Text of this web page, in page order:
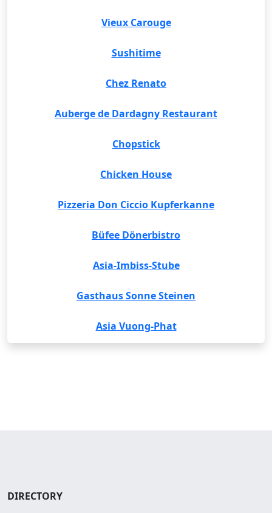
Vieux Carouge
Sushitime
Chez Renato
Auberge de Dardagny Restaurant
Chopstick
Chicken House
Pizzeria Don Ciccio Kupferkanne
Büfee Dönerbistro
Asia-Imbiss-Stube
Gasthaus Sonne Steinen
Asia Vuong-Phat
DIRECTORY